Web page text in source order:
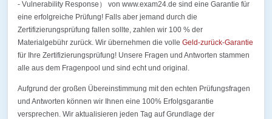
- Vulnerability Response） von www.exam24.de sind eine Garantie für
eine erfolgreiche Prüfung! Falls aber jemand durch die
Zertifizierungsprüfung fallen sollte, zahlen wir 100 % der
Materialgebühr zurück. Wir übernehmen die volle Geld-zurück-Garantie
für Ihre Zertifizierungsprüfung! Unsere Fragen und Antworten stammen
alle aus dem Fragenpool und sind echt und original.
Aufgrund der großen Übereinstimmung mit den echten Prüfungsfragen
und Antworten können wir Ihnen eine 100% Erfolgsgarantie
versprechen. Wir aktualisieren jeden Tag auf Grundlage der